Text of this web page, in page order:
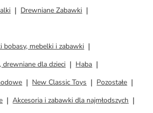
Drewniane Zabawki
bobasy, mebelki i zabawki
dla dzieci
Haba
New Classic Toys
Pozostałe
Akcesoria i zabawki dla najmłodszych